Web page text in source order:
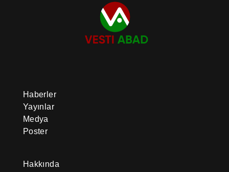
Haberler
Yayınlar
Medya
Poster
Hakkında